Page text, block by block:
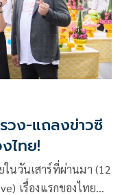
ง-แถลงข่าวซี
ไทย!
นวันเสาร์ที่ผ่านมา (12
เรื่องแรกของไทย